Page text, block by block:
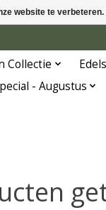
Collectie
- Augustus
website te